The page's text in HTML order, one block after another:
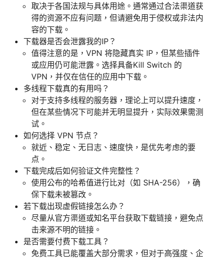
取决于各国法规与具体用途。通常通过合法渠道获
得的资源不应有问题，但请避免用于侵权或非法内
容的下载。
下载器是否会泄露我的IP？
值得注意的是，VPN 将隐藏真实 IP，但某些插件
或应用仍可能泄露。选择具备Kill Switch 的
VPN，并仅在信任的应用中下载。
多线程下载真的有用吗？
对于支持多线程的服务器，理论上可以提升速度，
但在某些情况下可能并无明显提升，实际效果需测
试。
如何选择 VPN 节点？
就近、稳定、无日志、速度快，是优先考虑的要
点。
下载完成后如何验证文件完整性？
使用公布的哈希值进行比对（如 SHA-256），确
保下载未被篡改。
若下载出现虚假链接怎么办？
尽量从官方渠道或知名平台获取下载链接，避免点
击来源不明的链接。
是否需要付费下载工具？
免费工具已能覆盖大部分需求，但对于高强度、企